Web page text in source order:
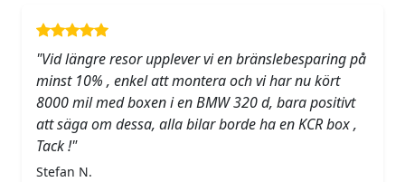
"Vid längre resor upplever vi en bränslebesparing på
minst 10% , enkel att montera och vi har nu kört
8000 mil med boxen i en BMW 320 d, bara positivt
att säga om dessa, alla bilar borde ha en KCR box ,
Tack !"
Stefan N.